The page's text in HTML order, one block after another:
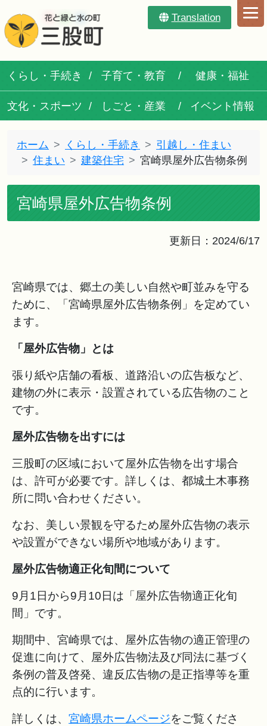
Translation
くらし・手続き 子育て・教育 健康・福祉
文化・スポーツ しごと・産業 イベント情報
ホーム くらし・手続き
引越し・住まい
住まい
建築住宅 宮崎県屋外広告物条例
宮崎県屋外広告物条例
更新日：2024/6/17
宮崎県では、郷土の美しい自然や町並みを守る
ために、「宮崎県屋外広告物条例」を定めてい
ます。
「屋外広告物」とは
張り紙や店舗の看板、道路沿いの広告板など、
建物の外に表示・設置されている広告物のこと
です。
屋外広告物を出すには
三股町の区域において屋外広告物を出す場合
は、許可が必要です。詳しくは、都城土木事務
所に問い合わせください。
なお、美しい景観を守るため屋外広告物の表示
や設置ができない場所や地域があります。
屋外広告物適正化旬間について
9月1日から9月10日は「屋外広告物適正化旬
間」です。
期間中、宮崎県では、屋外広告物の適正管理の
促進に向けて、屋外広告物法及び同法に基づく
条例の普及啓発、違反広告物の是正指導等を重
点的に行います。
詳しくは、 宮崎県ホームページをご覧くださ